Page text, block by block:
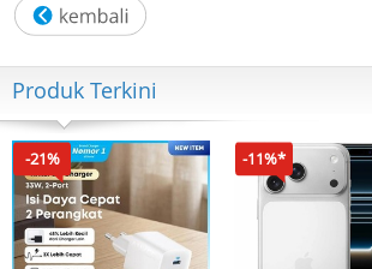
Kristal: Kristal safir
Panjang casing (mm): 40.70
Lebar (mm): 38.00
Ketebalan rata-rata (mm): 6.4
Lebar lug (mm): 14.00
Warna pelat jam: Putih
Gerakan: Quartz ETA
Fungsi: Tanggal
Cadangan daya: BAT
Detail tali: Baja tahan karat
Produk Terkini
-21% -11%*